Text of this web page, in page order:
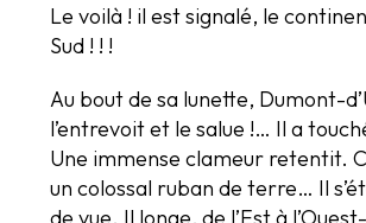
Le voilà ! il est signalé, le
Sud ! ! !
Au bout de sa lunette, Dumont-
l’entrevoit et le salue !… Il a
Une immense clameur retentit.
un colossal ruban de terre… Il
de vue. Il longe, de l’Est à